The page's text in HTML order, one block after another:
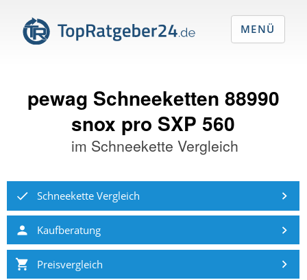
pewag Schneeketten 88990
snox pro SXP 560
im Schneekette Vergleich
Schneekette Vergleich
Kaufberatung
Preisvergleich
MENÜ